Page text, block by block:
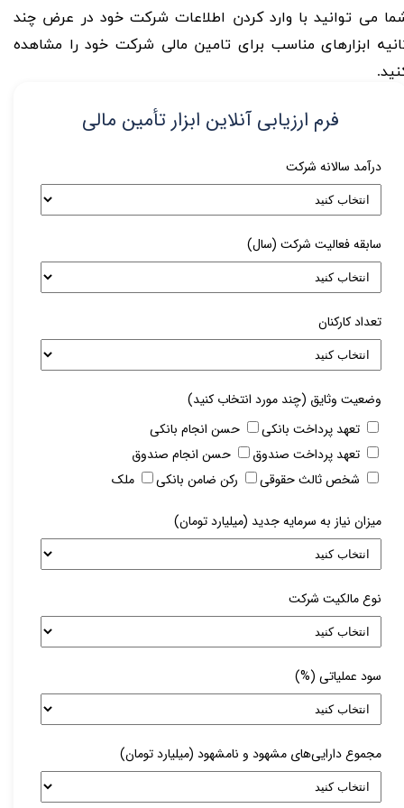
می توانید با وارد کردن اطلاعات شرکت خود در عرض چند
ابزارهای مناسب برای تامین مالی شرکت خود را مشاهده
فرم ارزیابی آنلاین ابزار تأمین مالی
درآمد سالانه شرکت
سابقه فعالیت شرکت (سال)
تعداد کارکنان
وضعیت وثایق (چند مورد انتخاب کنید)
تعهد پرداخت بانکی
حسن انجام بانکی
تعهد پرداخت صندوق
حسن انجام صندوق
شخص ثالث حقوقی
رکن ضامن بانکی ملک
میزان نیاز به سرمایه جدید (میلیارد تومان)
نوع مالکیت شرکت
سود عملیاتی (%)
مجموع دارایی‌های مشهود و نامشهود (میلیارد تومان)